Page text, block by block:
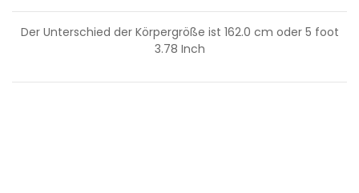
Der Unterschied der Körpergröße ist 162.0 cm oder 5 foot
3.78 Inch